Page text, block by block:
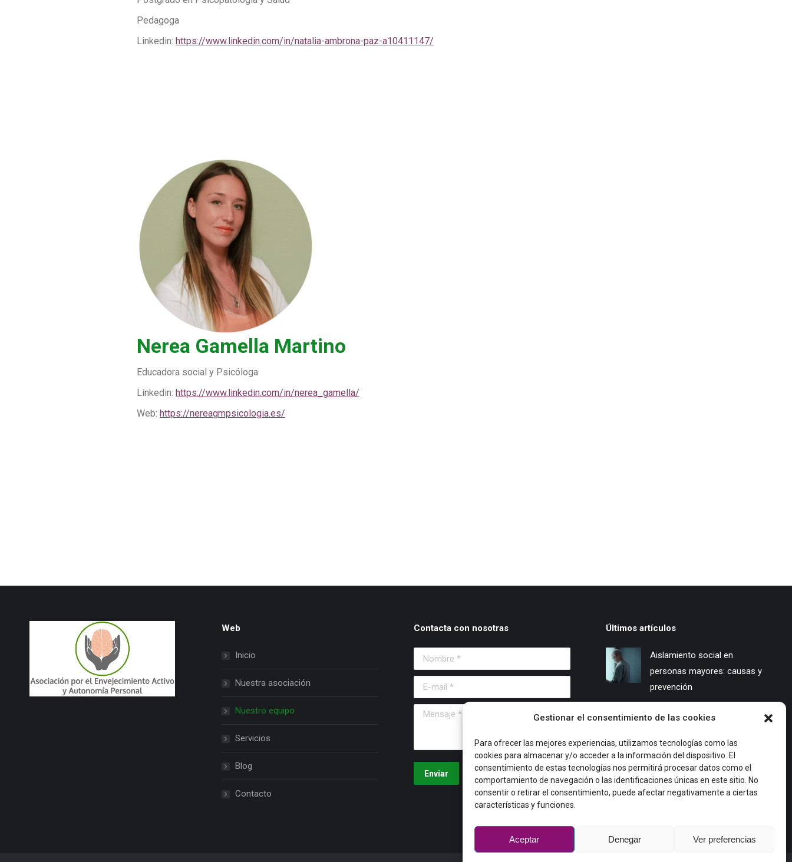
Gestionar el consentimiento de las cookies
Para ofrecer las mejores experiencias, utilizamos tecnologías como las
cookies para almacenar y/o acceder a la información del dispositivo. El
consentimiento de estas tecnologías nos permitirá procesar datos como el
comportamiento de navegación o las identificaciones únicas en este sitio. No
consentir o retirar el consentimiento, puede afectar negativamente a ciertas
características y funciones.
Aceptar Denegar Ver preferencias
Pedagoga
Linkedin: https://www.linkedin.com/in/natalia-ambrona-paz-a10411147/
Nerea Gamella Martino
Educadora social y Psicóloga
Linkedin: https://www.linkedin.com/in/nerea_gamella/
Web: https://nereagmpsicologia.es/
Web
Inicio
Nuestra asociación
Nuestro equipo
Servicios
Blog
Contacto
Contacta con nosotras
Nombre *
E-mail *
Mensaje *
Enviar
Últimos artículos
Aislamiento social en
personas mayores: causas y
prevención
mayores
29/09/2025
Tecnología amigable